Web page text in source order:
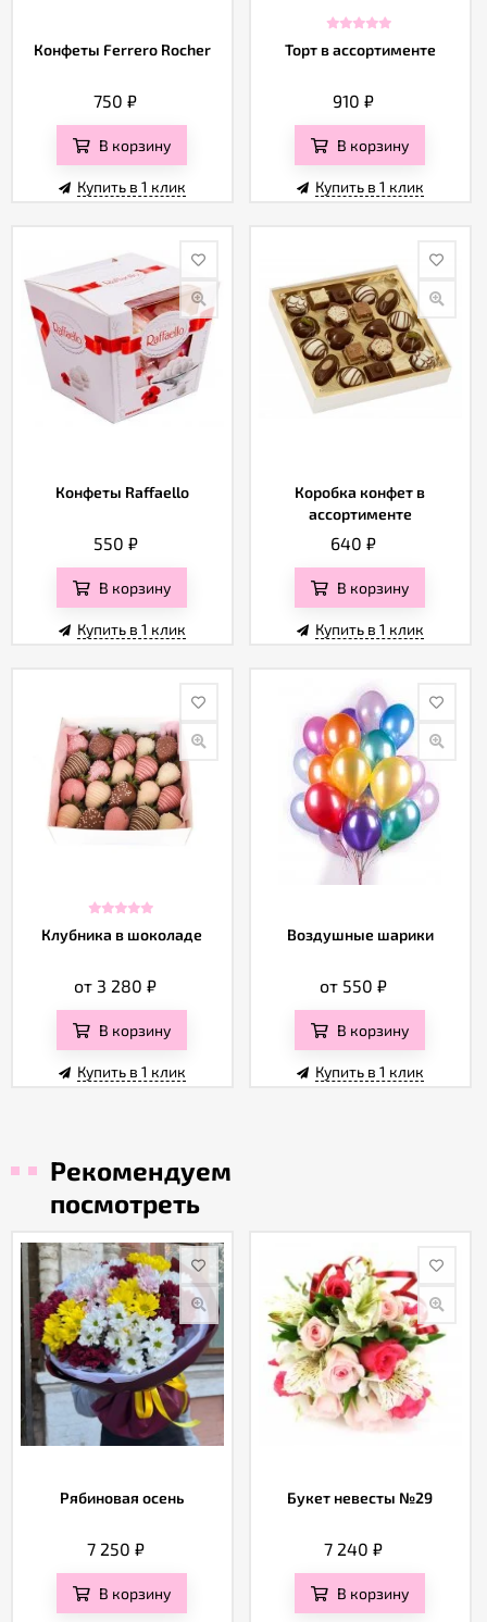
Конфеты Ferrero Rocher
750₽
В корзину
Купить в 1 клик
Торт в ассортименте
910₽
В корзину
Купить в 1 клик
Конфеты Raffaello
550 ₽
В корзину
Купить в 1 клик
Коробка конфет в
ассортименте
640₽
В корзину
Купить в 1 клик
Клубника в шоколаде
от 3 280₽
В корзину
Купить в 1 клик
Воздушные шарики
от 550₽
В корзину
Купить в 1 клик
Рекомендуем
посмотреть
Рябиновая осень
7 250 ₽
В корзину
Букет невесты №29
7 240₽
В корзину